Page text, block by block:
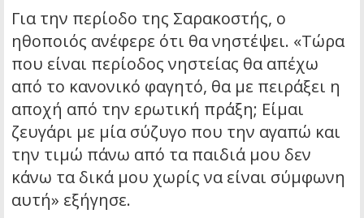
Για την περίοδο της Σαρακοστής, ο
ηθοποιός ανέφερε ότι θα νηστέψει. «Τώρα
που είναι περίοδος νηστείας θα απέχω
από το κανονικό φαγητό, θα με πειράξει η
αποχή από την ερωτική πράξη; Είμαι
ζευγάρι με μία σύζυγο που την αγαπώ και
την τιμώ πάνω από τα παιδιά μου δεν
κάνω τα δικά μου χωρίς να είναι σύμφωνη
αυτή» εξήγησε.